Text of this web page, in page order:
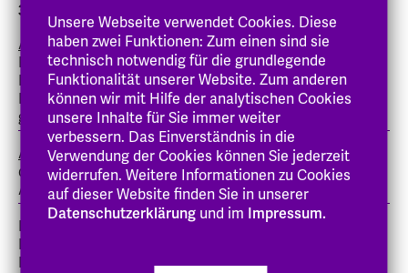
3. Hochschulzugang über eine Fachschulausbildung
Abschluss einer Fachschule (entsprechend der
Rahmenvereinbarung über Fachschulen (Beschluss der
Kultusministerkonferenz vom 7. November 2002 in der
Fassung des Beschlusses vom 25.06.2015, in der jeweils
geltenden Fassung)
Abschlusszeugnis einer Fachoberschule (entsprechend
der Verordnung über die Ausbildung und
Abschlussprüfung an Fachoberschulen)
Fachhochschulreifezeugnis, z.B. ausgestellt von einer
Fachschule nach dem Erwerb von Zusatzprüfungen zum
Erlangen der Fachhochschulreife, etc.
Unsere Webseite verwendet Cookies. Diese
haben zwei Funktionen: Zum einen sind sie
technisch notwendig für die grundlegende
Funktionalität unserer Website. Zum anderen
können wir mit Hilfe der analytischen Cookies
unsere Inhalte für Sie immer weiter
verbessern. Das Einverständnis in die
Verwendung der Cookies können Sie jederzeit
widerrufen. Weitere Informationen zu Cookies
auf dieser Website finden Sie in unserer
Datenschutzerklärung und im Impressum.